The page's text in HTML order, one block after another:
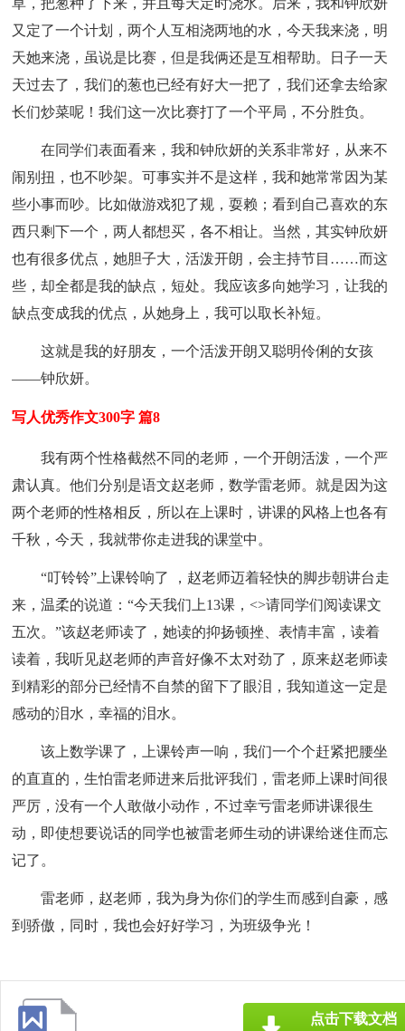
草，把葱种了下来，并且每天定时浇水。后来，我和钟欣妍
又定了一个计划，两个人互相浇两地的水，今天我来浇，明
天她来浇，虽说是比赛，但是我俩还是互相帮助。日子一天
天过去了，我们的葱也已经有好大一把了，我们还拿去给家
长们炒菜呢！我们这一次比赛打了一个平局，不分胜负。
在同学们表面看来，我和钟欣妍的关系非常好，从来不
闹别扭，也不吵架。可事实并不是这样，我和她常常因为某
些小事而吵。比如做游戏犯了规，耍赖；看到自己喜欢的东
西只剩下一个，两人都想买，各不相让。当然，其实钟欣妍
也有很多优点，她胆子大，活泼开朗，会主持节目……而这
些，却全都是我的缺点，短处。我应该多向她学习，让我的
缺点变成我的优点，从她身上，我可以取长补短。
这就是我的好朋友，一个活泼开朗又聪明伶俐的女孩
——钟欣妍。
写人优秀作文300字 篇8
我有两个性格截然不同的老师，一个开朗活泼，一个严
肃认真。他们分别是语文赵老师，数学雷老师。就是因为这
两个老师的性格相反，所以在上课时，讲课的风格上也各有
千秋，今天，我就带你走进我的课堂中。
“叮铃铃”上课铃响了 ，赵老师迈着轻快的脚步朝讲台走
来，温柔的说道：“今天我们上13课，<>请同学们阅读课文
五次。”该赵老师读了，她读的抑扬顿挫、表情丰富，读着
读着，我听见赵老师的声音好像不太对劲了，原来赵老师读
到精彩的部分已经情不自禁的留下了眼泪，我知道这一定是
感动的泪水，幸福的泪水。
该上数学课了，上课铃声一响，我们一个个赶紧把腰坐
的直直的，生怕雷老师进来后批评我们，雷老师上课时间很
严厉，没有一个人敢做小动作，不过幸亏雷老师讲课很生
动，即使想要说话的同学也被雷老师生动的讲课给迷住而忘
记了。
雷老师，赵老师，我为身为你们的学生而感到自豪，感
到骄傲，同时，我也会好好学习，为班级争光！
点击下载文档